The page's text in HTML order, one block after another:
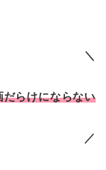
＼
だらけにならない
／